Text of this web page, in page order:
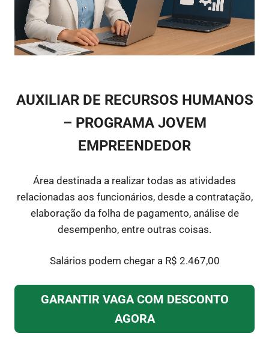
AUXILIAR DE RECURSOS HUMANOS
– PROGRAMA JOVEM
EMPREENDEDOR
Área destinada a realizar todas as atividades
relacionadas aos funcionários, desde a contratação,
elaboração da folha de pagamento, análise de
desempenho, entre outras coisas.
Salários podem chegar a R$ 2.467,00
GARANTIR VAGA COM DESCONTO
AGORA